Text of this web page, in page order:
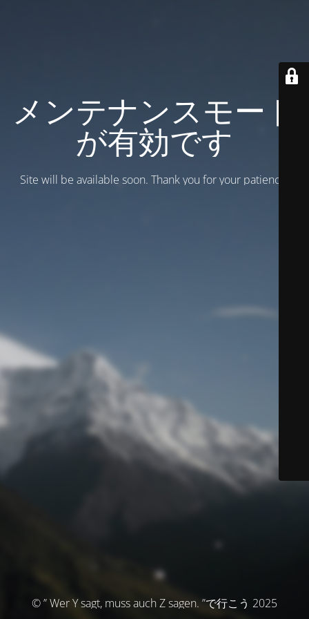
メンテナンスモード
が有効です
Site will be available soon. Thank you for your patience!
© ” Wer Y sagt, muss auch Z sagen. ”で行こう 2025